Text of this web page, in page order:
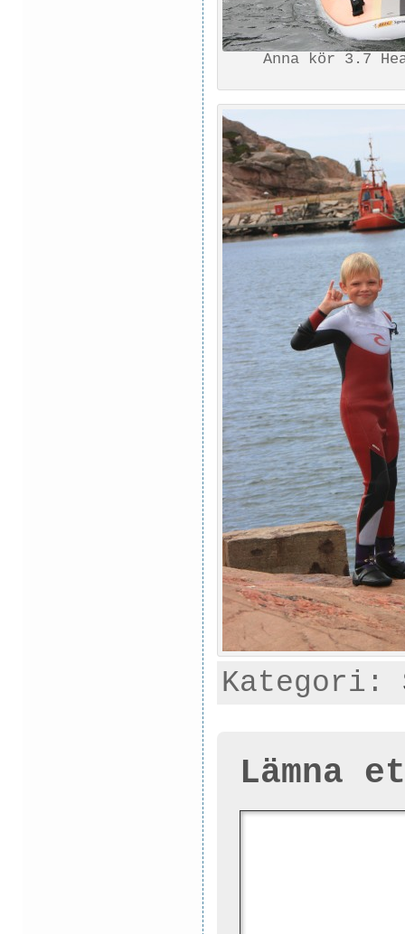
Anna kör 3.7
Kategori:
Lämna